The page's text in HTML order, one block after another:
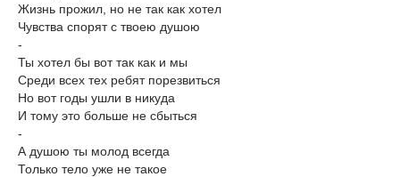
Жизнь прожил, но не так как хотел
Чувства спорят с твоею душою
-
Ты хотел бы вот так как и мы
Среди всех тех ребят порезвиться
Но вот годы ушли в никуда
И тому это больше не сбыться
-
А душою ты молод всегда
Только тело уже не такое